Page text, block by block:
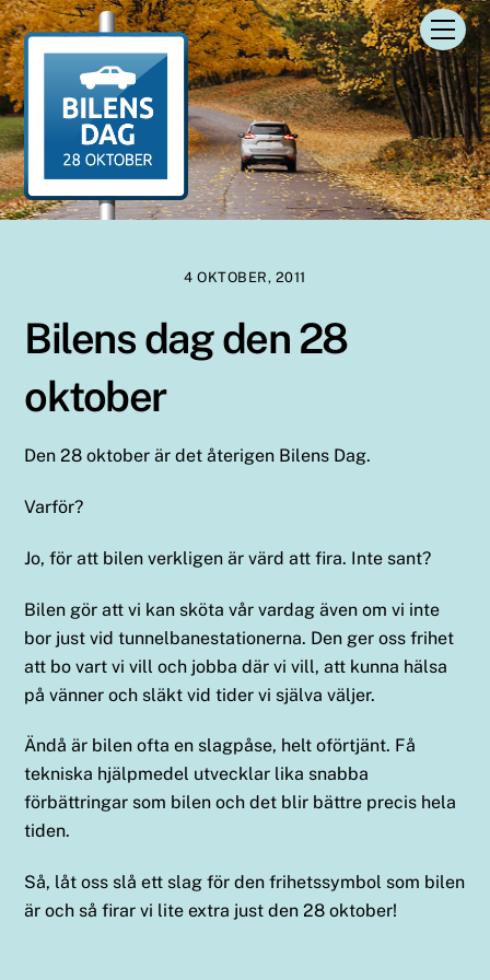
Skip
to
content
4 OKTOBER, 2011
Bilens dag den 28
oktober
Den 28 oktober är det återigen Bilens Dag.
Varför?
Jo, för att bilen verkligen är värd att fira. Inte sant?
Bilen gör att vi kan sköta vår vardag även om vi inte
bor just vid tunnelbanestationerna. Den ger oss frihet
att bo vart vi vill och jobba där vi vill, att kunna hälsa
på vänner och släkt vid tider vi själva väljer.
Ändå är bilen ofta en slagpåse, helt oförtjänt. Få
tekniska hjälpmedel utvecklar lika snabba
förbättringar som bilen och det blir bättre precis hela
tiden.
Så, låt oss slå ett slag för den frihetssymbol som bilen
är och så firar vi lite extra just den 28 oktober!